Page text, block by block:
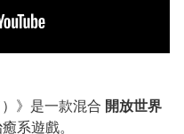
》是一款混合 開放世界
系遊戲。